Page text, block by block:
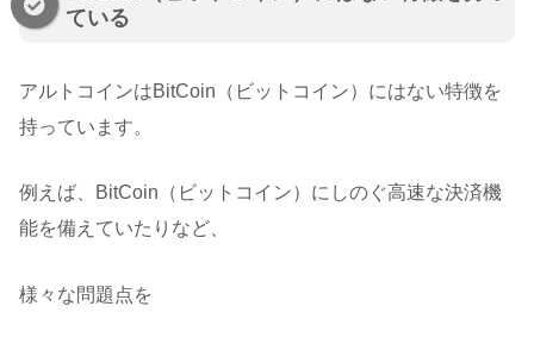
ている
アルトコインはBitCoin（ビットコイン）にはない特徴を
持っています。
例えば、BitCoin（ビットコイン）にしのぐ高速な決済機
能を備えていたりなど、
様々な問題点を